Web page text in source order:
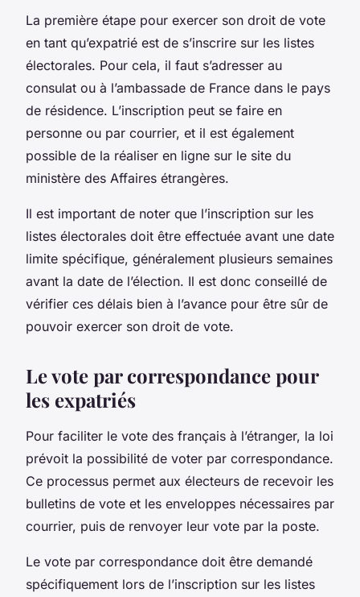
La première étape pour exercer son droit de vote
en tant qu’expatrié est de s’inscrire sur les listes
électorales. Pour cela, il faut s’adresser au
consulat ou à l’ambassade de France dans le pays
de résidence. L’inscription peut se faire en
personne ou par courrier, et il est également
possible de la réaliser en ligne sur le site du
ministère des Affaires étrangères.
Il est important de noter que l’inscription sur les
listes électorales doit être effectuée avant une date
limite spécifique, généralement plusieurs semaines
avant la date de l’élection. Il est donc conseillé de
vérifier ces délais bien à l’avance pour être sûr de
pouvoir exercer son droit de vote.
Le vote par correspondance pour
les expatriés
Pour faciliter le vote des français à l’étranger, la loi
prévoit la possibilité de voter par correspondance.
Ce processus permet aux électeurs de recevoir les
bulletins de vote et les enveloppes nécessaires par
courrier, puis de renvoyer leur vote par la poste.
Le vote par correspondance doit être demandé
spécifiquement lors de l’inscription sur les listes